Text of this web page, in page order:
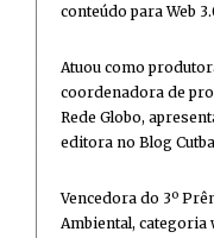
conteúdo para Web
Atuou como
coordenadora de
Rede Globo,
editora no Blog
Vencedora do 3º
Ambiental, categoria